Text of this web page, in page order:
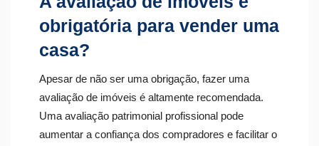
obrigatória para vender uma
casa?
Apesar de não ser uma obrigação, fazer uma
avaliação de imóveis é altamente recomendada.
Uma avaliação patrimonial profissional pode
aumentar a confiança dos compradores e facilitar o